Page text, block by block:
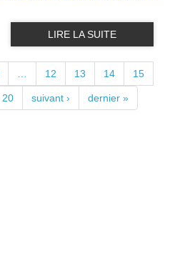
LIRE LA SUITE
12 13 14 15
20 suivant › dernier »